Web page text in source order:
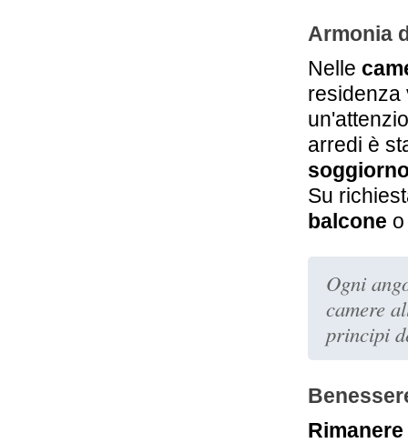
Armonia
Nelle
residenza
arredi è
Su
balcone
Ogni
camere
principi